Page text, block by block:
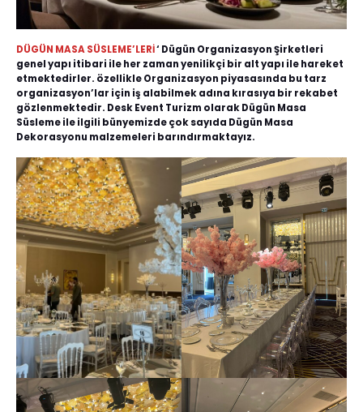
DÜGÜN MASA SÜSLEME’LERİ‘ Dügün Organizasyon Şirketleri
genel yapı itibari ile her zaman yenilikçi bir alt yapı ile hareket
etmektedirler. özellikle Organizasyon piyasasında bu tarz
organizasyon’lar için iş alabilmek adına kırasıya bir rekabet
gözlenmektedir. Desk Event Turizm olarak Dügün Masa
Süsleme ile ilgili bünyemizde çok sayıda Dügün Masa
Dekorasyonu malzemeleri barındırmaktayız.